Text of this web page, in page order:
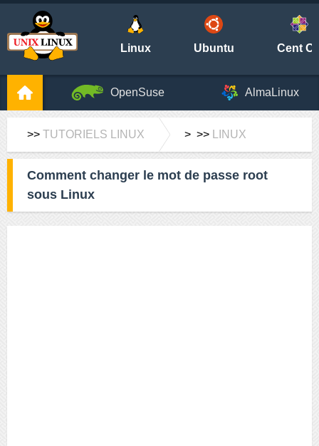
Linux Ubuntu Cent
OpenSuse AlmaLinux
>> TUTORIELS LINUX > >> LINUX
Comment changer le mot de passe root
sous Linux